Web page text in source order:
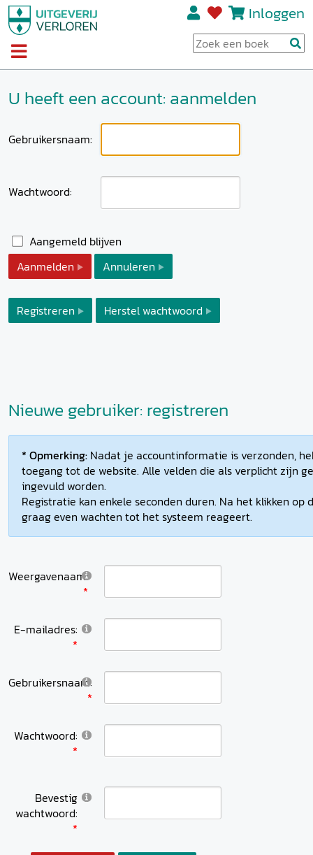
Inloggen
U heeft een account: aanmelden
Gebruikersnaam:
Wachtwoord:
Aangemeld blijven
Aanmelden
Annuleren
Registreren Herstel wachtwoord
Nieuwe gebruiker: registreren
* Opmerking: Nadat je accountinformatie is verzonden,
toegang tot de website. Alle velden die als verplicht zijn
ingevuld worden.
Registratie kan enkele seconden duren. Na het klikken op
graag even wachten tot het systeem reageert.
Weergavenaam:
E-mailadres:
Gebruikersnaam:
Wachtwoord:
Bevestig
wachtwoord: